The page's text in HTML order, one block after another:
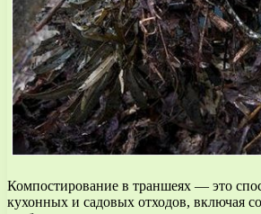
Компостирование в траншеях — это
кухонных и садовых отходов, включая